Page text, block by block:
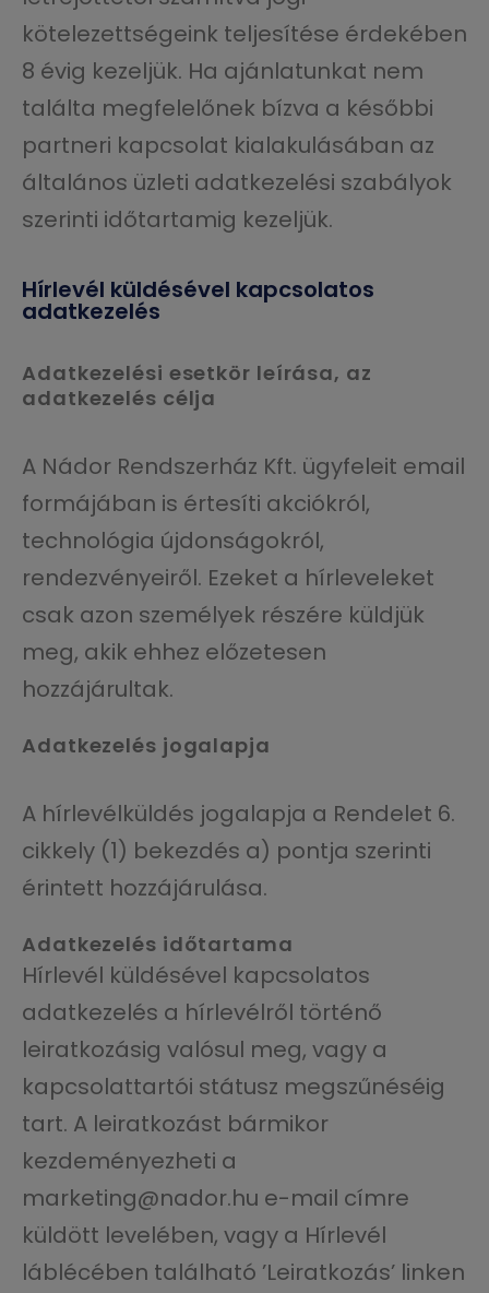
kötelezettségeink teljesítése érdekében
8 évig kezeljük. Ha ajánlatunkat nem
találta megfelelőnek bízva a későbbi
partneri kapcsolat kialakulásában az
általános üzleti adatkezelési szabályok
szerinti időtartamig kezeljük.
Hírlevél küldésével kapcsolatos
adatkezelés
Adatkezelési esetkör leírása, az
adatkezelés célja
A Nádor Rendszerház Kft. ügyfeleit email
formájában is értesíti akciókról,
technológia újdonságokról,
rendezvényeiről. Ezeket a hírleveleket
csak azon személyek részére küldjük
meg, akik ehhez előzetesen
hozzájárultak.
Adatkezelés jogalapja
A hírlevélküldés jogalapja a Rendelet 6.
cikkely (1) bekezdés a) pontja szerinti
érintett hozzájárulása.
Adatkezelés időtartama
Hírlevél küldésével kapcsolatos
adatkezelés a hírlevélről történő
leiratkozásig valósul meg, vagy a
kapcsolattartói státusz megszűnéséig
tart. A leiratkozást bármikor
kezdeményezheti a
marketing@nador.hu e-mail címre
küldött levelében, vagy a Hírlevél
láblécében található ’Leiratkozás’ linken